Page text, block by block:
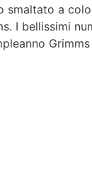
smaltato a
I bellissimi